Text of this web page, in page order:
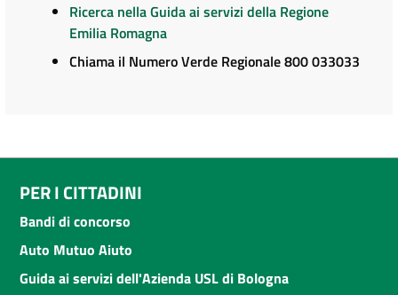
Ricerca nella Guida ai servizi della Regione
Emilia Romagna
Chiama il Numero Verde Regionale 800 033033
PER I CITTADINI
Bandi di concorso
Auto Mutuo Aiuto
Guida ai servizi dell'Azienda USL di Bologna